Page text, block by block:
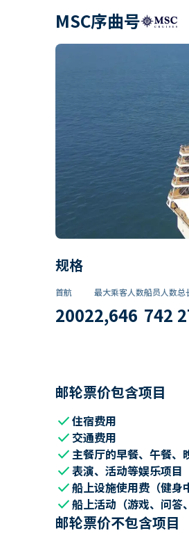
MSC序曲号
规格
首航
2002
最大乘客人数
2,646
船员人数
742
总
邮轮票价包含项目
check住宿费用
check 交通费用
check主餐厅的早餐、午餐、
check表演、活动等娱乐项目
check船上设施使用费（健身
check船上活动（游戏、问答
邮轮票价不包含项目